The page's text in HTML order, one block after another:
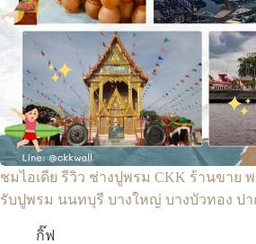
ชมไอเดีย รีวิว ช่างปูพรม CKK ร้านขาย
รับปูพรม นนทบุรี บางใหญ่ บางบัวทอง ปา
กิ๊ฟ